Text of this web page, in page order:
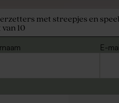
met streepjes en
10
E-